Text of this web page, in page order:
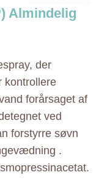
Almindelig
der
kontrollere
forårsaget af
ved
forstyrre søvn
.